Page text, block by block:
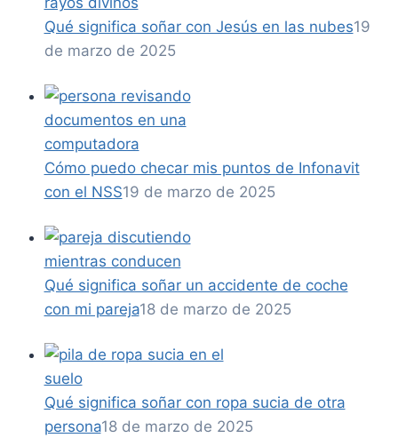
Qué significa soñar con Jesús en las nubes19
de marzo de 2025
Cómo puedo checar mis puntos de Infonavit
con el NSS19 de marzo de 2025
Qué significa soñar un accidente de coche
con mi pareja18 de marzo de 2025
Qué significa soñar con ropa sucia de otra
persona18 de marzo de 2025